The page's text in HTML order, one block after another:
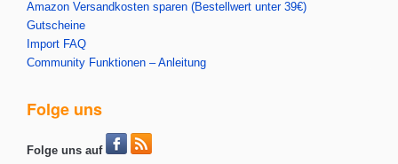
Amazon Versandkosten sparen (Bestellwert unter 39€)
Gutscheine
Import FAQ
Community Funktionen – Anleitung
Folge uns
Folge uns auf